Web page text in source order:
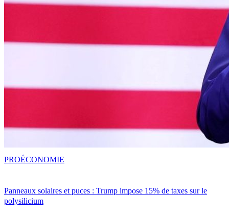
Panneaux solaires et puces : Trump impose 15% de taxes sur le
polysilicium
PROÉCONOMIE